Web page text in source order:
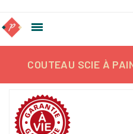

COUTEAU SCIE À